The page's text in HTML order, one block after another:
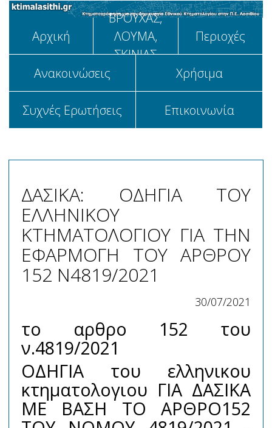
Αρχική
ΒΡΟΥΧΑΣ,
ΛΟΥΜΑ,
ΣΚΙΝΙΑΣ
Περιοχές
Aνακοινώσεις Χρήσιμα
Συχνές Ερωτήσεις Επικοινωνία
ΔΑΣΙΚΑ: ΟΔΗΓΙΑ ΤΟΥ
ΕΛΛΗΝΙΚΟΥ
ΚΤΗΜΑΤΟΛΟΓΙΟΥ ΓΙΑ ΤΗΝ
ΕΦΑΡΜΟΓΗ ΤΟΥ ΑΡΘΡΟΥ
152 Ν4819/2021
30/07/2021
το αρθρο 152 του
ν.4819/2021
ΟΔΗΓΙΑ του ελληνικου
κτηματολογιου ΓΙΑ ΔΑΣΙΚΑ
ΜΕ ΒΑΣΗ ΤΟ ΑΡΘΡΟ152